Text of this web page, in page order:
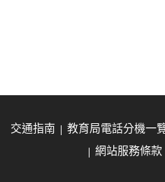
交通指南 教育局電話分機一
網站服務條款